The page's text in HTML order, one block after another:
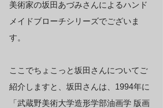
美術家の坂田あづみさんによるハンド
メイドブローチシリーズでございま
す。
ここでちょこっと坂田さんについてご
紹介しますと、坂田さんは、1994年に
「武蔵野美術大学造形学部油画学 版画